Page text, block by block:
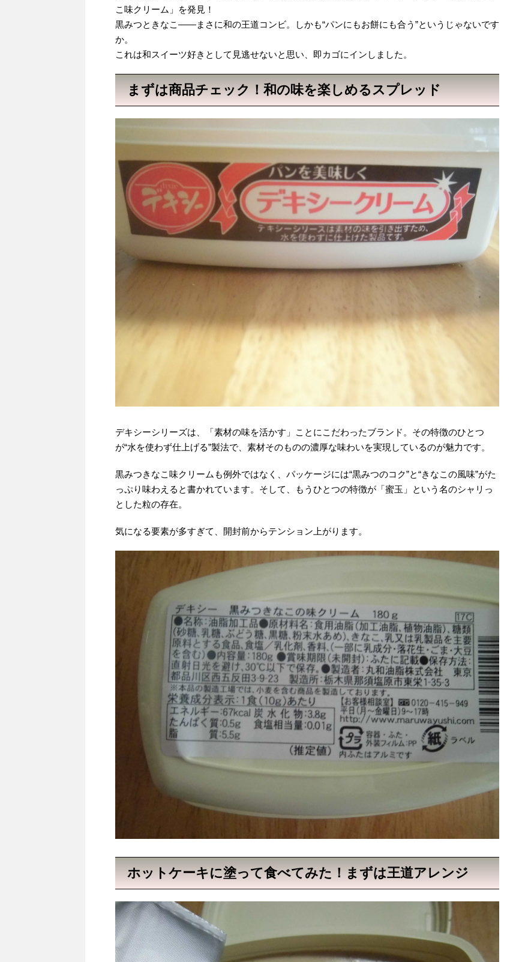
こ味クリーム」を発見！
黒みつときなこ――まさに和の王道コンビ。しかも“パンにもお餅にも合う”というじゃないです
か。
これは和スイーツ好きとして見逃せないと思い、即カゴにインしました。
まずは商品チェック！和の味を楽しめるスプレッド
デキシーシリーズは、「素材の味を活かす」ことにこだわったブランド。その特徴のひとつ
が“水を使わず仕上げる”製法で、素材そのものの濃厚な味わいを実現しているのが魅力です。
黒みつきなこ味クリームも例外ではなく、パッケージには“黒みつのコク”と“きなこの風味”がた
っぷり味わえると書かれています。そして、もうひとつの特徴が「蜜玉」という名のシャリっ
とした粒の存在。
気になる要素が多すぎて、開封前からテンション上がります。
ホットケーキに塗って食べてみた！まずは王道アレンジ